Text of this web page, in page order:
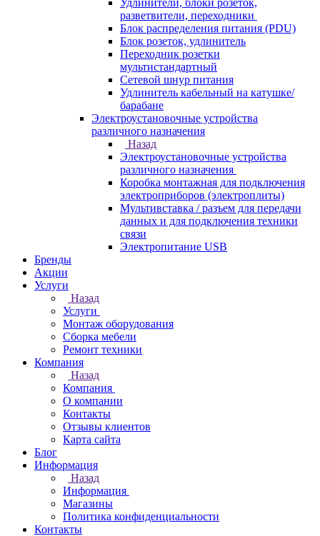
Удлинители, блоки розеток,
разветвители, переходники
Блок распределения питания (PDU)
Блок розеток, удлинитель
Переходник розетки
мультистандартный
Сетевой шнур питания
Удлинитель кабельный на катушке/
барабане
Электроустановочные устройства
различного назначения
Назад
Электроустановочные устройства
различного назначения
Коробка монтажная для подключения
электроприборов (электроплиты)
Мультивставка / разъем для передачи
данных и для подключения техники
связи
Электропитание USB
Бренды
Акции
Услуги
Назад
Услуги
Монтаж оборудования
Сборка мебели
Ремонт техники
Компания
Назад
Компания
О компании
Контакты
Отзывы клиентов
Карта сайта
Блог
Информация
Назад
Информация
Магазины
Политика конфиденциальности
Контакты